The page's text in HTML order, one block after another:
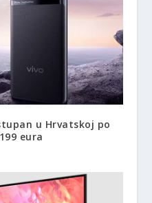
u Hrvatskoj po
eura